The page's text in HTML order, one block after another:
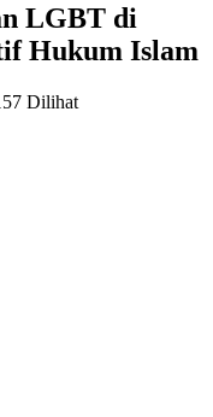
LGBT di
Hukum Islam
Dilihat